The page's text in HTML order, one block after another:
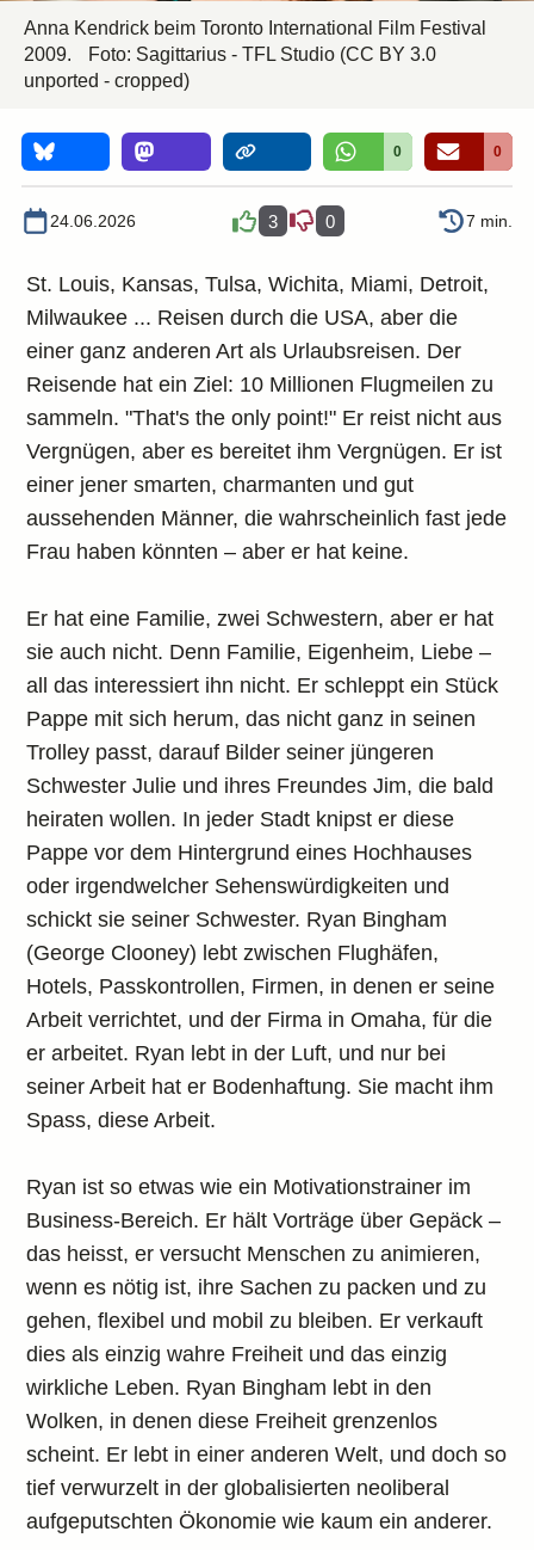
Anna Kendrick beim Toronto International Film Festival
2009.
Foto: Sagittarius - TFL Studio (CC BY 3.0
unported - cropped)
0 0
24.06.2026 3 0 7 min.
St. Louis, Kansas, Tulsa, Wichita, Miami, Detroit,
Milwaukee ... Reisen durch die USA, aber die
einer ganz anderen Art als Urlaubsreisen. Der
Reisende hat ein Ziel: 10 Millionen Flugmeilen zu
sammeln. "That's the only point!" Er reist nicht aus
Vergnügen, aber es bereitet ihm Vergnügen. Er ist
einer jener smarten, charmanten und gut
aussehenden Männer, die wahrscheinlich fast jede
Frau haben könnten – aber er hat keine.
Er hat eine Familie, zwei Schwestern, aber er hat
sie auch nicht. Denn Familie, Eigenheim, Liebe –
all das interessiert ihn nicht. Er schleppt ein Stück
Pappe mit sich herum, das nicht ganz in seinen
Trolley passt, darauf Bilder seiner jüngeren
Schwester Julie und ihres Freundes Jim, die bald
heiraten wollen. In jeder Stadt knipst er diese
Pappe vor dem Hintergrund eines Hochhauses
oder irgendwelcher Sehenswürdigkeiten und
schickt sie seiner Schwester. Ryan Bingham
(George Clooney) lebt zwischen Flughäfen,
Hotels, Passkontrollen, Firmen, in denen er seine
Arbeit verrichtet, und der Firma in Omaha, für die
er arbeitet. Ryan lebt in der Luft, und nur bei
seiner Arbeit hat er Bodenhaftung. Sie macht ihm
Spass, diese Arbeit.
Ryan ist so etwas wie ein Motivationstrainer im
Business-Bereich. Er hält Vorträge über Gepäck –
das heisst, er versucht Menschen zu animieren,
wenn es nötig ist, ihre Sachen zu packen und zu
gehen, flexibel und mobil zu bleiben. Er verkauft
dies als einzig wahre Freiheit und das einzig
wirkliche Leben. Ryan Bingham lebt in den
Wolken, in denen diese Freiheit grenzenlos
scheint. Er lebt in einer anderen Welt, und doch so
tief verwurzelt in der globalisierten neoliberal
aufgeputschten Ökonomie wie kaum ein anderer.